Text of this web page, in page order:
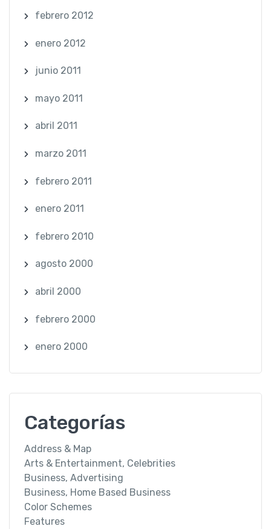
febrero 2012
enero 2012
junio 2011
mayo 2011
abril 2011
marzo 2011
febrero 2011
enero 2011
febrero 2010
agosto 2000
abril 2000
febrero 2000
enero 2000
Categorías
Address & Map
Arts & Entertainment, Celebrities
Business, Advertising
Business, Home Based Business
Color Schemes
Features